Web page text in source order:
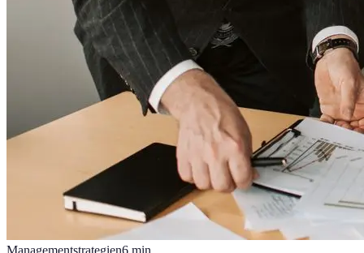
Managementstrategien6 min